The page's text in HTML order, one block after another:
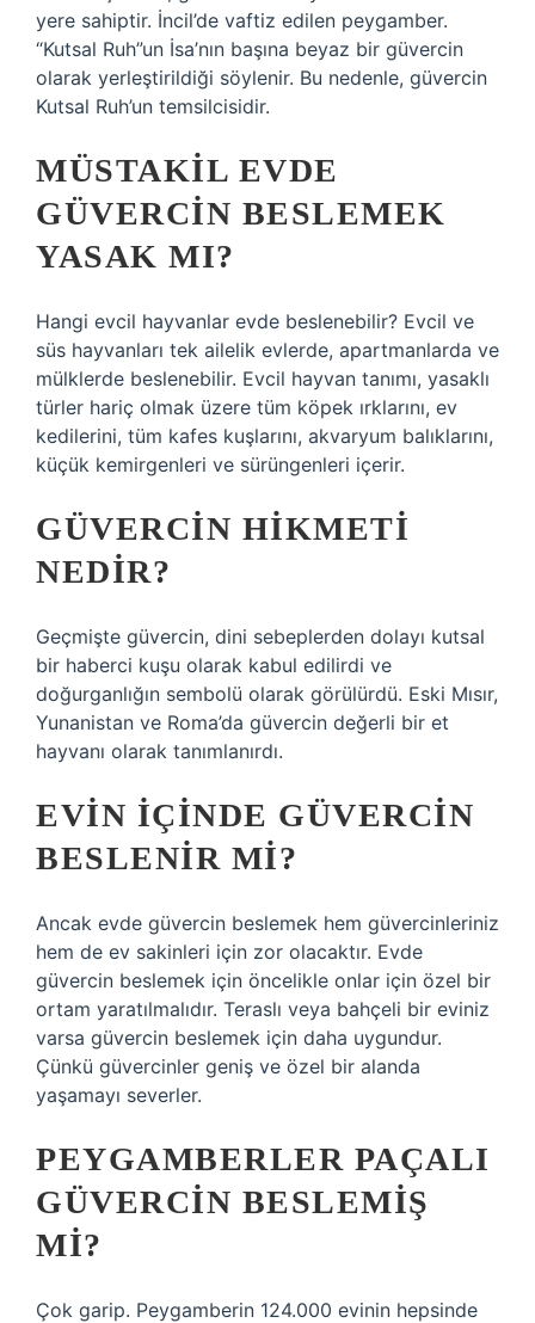
yere sahiptir. İncil’de vaftiz edilen peygamber.
“Kutsal Ruh”un İsa’nın başına beyaz bir güvercin
olarak yerleştirildiği söylenir. Bu nedenle, güvercin
Kutsal Ruh’un temsilcisidir.
MÜSTAKIL EVDE
GÜVERCIN BESLEMEK
YASAK MI?
Hangi evcil hayvanlar evde beslenebilir? Evcil ve
süs hayvanları tek ailelik evlerde, apartmanlarda ve
mülklerde beslenebilir. Evcil hayvan tanımı, yasaklı
türler hariç olmak üzere tüm köpek ırklarını, ev
kedilerini, tüm kafes kuşlarını, akvaryum balıklarını,
küçük kemirgenleri ve sürüngenleri içerir.
GÜVERCIN HIKMETI
NEDIR?
Geçmişte güvercin, dini sebeplerden dolayı kutsal
bir haberci kuşu olarak kabul edilirdi ve
doğurganlığın sembolü olarak görülürdü. Eski Mısır,
Yunanistan ve Roma’da güvercin değerli bir et
hayvanı olarak tanımlanırdı.
EVIN IÇINDE GÜVERCIN
BESLENIR MI?
Ancak evde güvercin beslemek hem güvercinleriniz
hem de ev sakinleri için zor olacaktır. Evde
güvercin beslemek için öncelikle onlar için özel bir
ortam yaratılmalıdır. Teraslı veya bahçeli bir eviniz
varsa güvercin beslemek için daha uygundur.
Çünkü güvercinler geniş ve özel bir alanda
yaşamayı severler.
PEYGAMBERLER PAÇALI
GÜVERCIN BESLEMIŞ
MI?
Çok garip. Peygamberin 124.000 evinin hepsinde